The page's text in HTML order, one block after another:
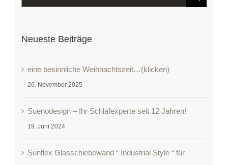
Neueste Beiträge
eine besinnliche Weihnachtszeit…(klicken)
26. November 2025
Suenodesign – Ihr Schlafexperte seit 12 Jahren!
19. Juni 2024
Sunflex Glasschiebewand “ Industrial Style “ für